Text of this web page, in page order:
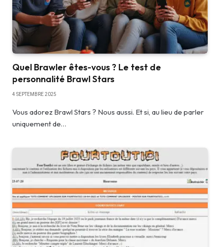
Quel Brawler êtes-vous ? Le test de
personnalité Brawl Stars
4 SEPTEMBRE 2025
Vous adorez Brawl Stars ? Nous aussi. Et si, au lieu de parler
uniquement de…